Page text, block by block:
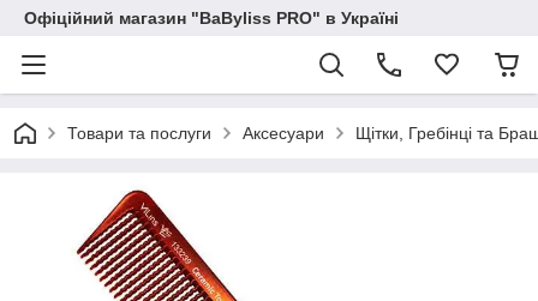
Офіційний магазин "BaByliss PRO" в Україні
Товари та послуги Аксесуари Щітки, Гребінці та